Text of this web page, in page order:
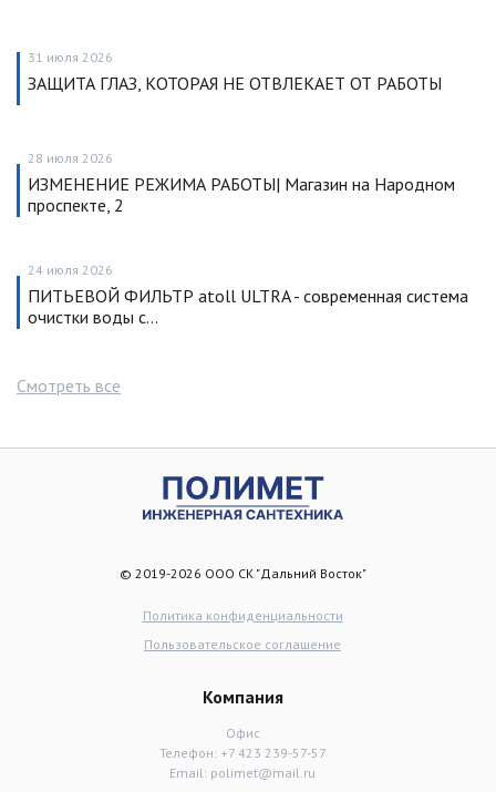
31 июля 2026
ЗАЩИТА ГЛАЗ, КОТОРАЯ НЕ ОТВЛЕКАЕТ ОТ РАБОТЫ
28 июля 2026
ИЗМЕНЕНИЕ РЕЖИМА РАБОТЫ| Магазин на Народном
проспекте, 2
24 июля 2026
ПИТЬЕВОЙ ФИЛЬТР atoll ULTRA - современная система
очистки воды с…
Смотреть все
© 2019-2026 ООО СК "Дальний Восток"
Политика конфиденциальности
Пользовательское соглашение
Компания
Офис
Телефон: +7 423 239-57-57
Email: polimet@mail.ru